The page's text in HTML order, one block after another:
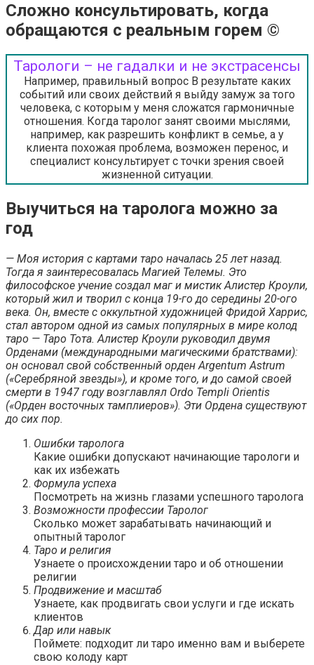
Сложно консультировать, когда
обращаются с реальным горем ©
Тарологи – не гадалки и не экстрасенсы
Например, правильный вопрос В результате каких
событий или своих действий я выйду замуж за того
человека, с которым у меня сложатся гармоничные
отношения. Когда таролог занят своими мыслями,
например, как разрешить конфликт в семье, а у
клиента похожая проблема, возможен перенос, и
специалист консультирует с точки зрения своей
жизненной ситуации.
Выучиться на таролога можно за
год
— Моя история с картами таро началась 25 лет назад.
Тогда я заинтересовалась Магией Телемы. Это
философское учение создал маг и мистик Алистер Кроули,
который жил и творил с конца 19-го до середины 20-ого
века. Он, вместе с оккультной художницей Фридой Харрис,
стал автором одной из самых популярных в мире колод
таро — Таро Тота. Алистер Кроули руководил двумя
Орденами (международными магическими братствами):
он основал свой собственный орден Argentum Astrum
(«Серебряной звезды»), и кроме того, и до самой своей
смерти в 1947 году возглавлял Ordo Templi Orientis
(«Орден восточных тамплиеров»). Эти Ордена существуют
до сих пор.
Ошибки таролога
Какие ошибки допускают начинающие тарологи и
как их избежать
Формула успеха
Посмотреть на жизнь глазами успешного таролога
Возможности профессии Таролог
Сколько может зарабатывать начинающий и
опытный таролог
Таро и религия
Узнаете о происхождении таро и об отношении
религии
Продвижение и масштаб
Узнаете, как продвигать свои услуги и где искать
клиентов
Дар или навык
Поймете: подходит ли таро именно вам и выберете
свою колоду карт